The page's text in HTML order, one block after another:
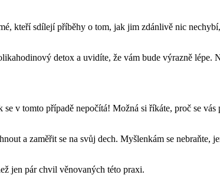
kteří sdílejí příběhy o tom, jak jim zdánlivě nic
detox a uvidíte, že vám bude výrazně
v tomto případě nepočítá! Možná si říkáte, proč se
a zaměřit se na svůj dech. Myšlenkám se
jen pár chvil věnovaných této praxi.